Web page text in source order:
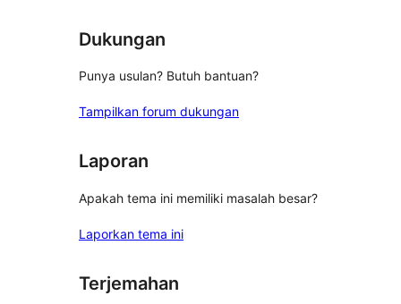
Dukungan
Punya usulan? Butuh bantuan?
Tampilkan forum dukungan
Laporan
Apakah tema ini memiliki masalah besar?
Laporkan tema ini
Terjemahan